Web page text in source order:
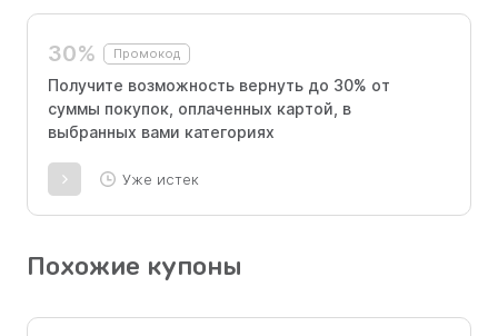
получайте до 100% кэшбэка каждый месяц.
30% Промокод
Получите возможность вернуть до 30% от
суммы покупок, оплаченных картой, в
выбранных вами категориях
Уже истек
Похожие купоны